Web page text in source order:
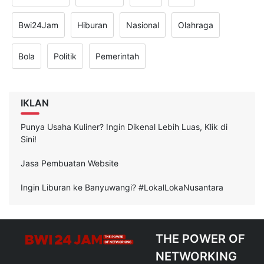
Bwi24Jam Hiburan Nasional Olahraga
Bola Politik Pemerintah
IKLAN
Punya Usaha Kuliner? Ingin Dikenal Lebih Luas, Klik di
Sini!
Jasa Pembuatan Website
Ingin Liburan ke Banyuwangi? #LokalLokaNusantara
THE POWER OF
NETWORKING